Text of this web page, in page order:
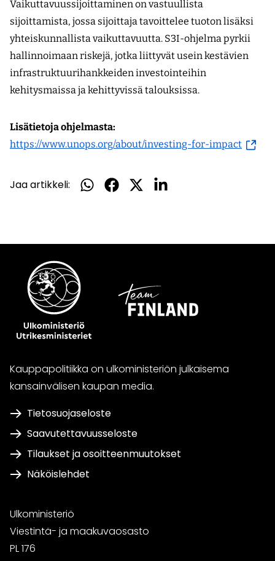
Vaikuttavuussijoittaminen on vastuullista
sijoittamista, jossa sijoittaja tavoittelee tuoton lisäksi
yhteiskunnallista vaikuttavuutta. S3I-ohjelma pyrkii
hallinnoimaan riskejä, jotka liittyvät usein kestävien
infrastruktuurihankkeiden investointeihin
kehitysmaissa ja kehittyvissä talouksissa.
Lisätietoja ohjelmasta:
https://www.unops.org/about/investing-for-impact(siirryt
Jaa artikkeli:
Jaa
Jaa
Jaa
Jaa
Kauppapolitiikka on ulkoministeriön julkaisema
kansainvälisen kaupan media.
Tietosuojaseloste
Saavutettavuusseloste
Tilaukset ja osoitteenmuutokset
Näköislehdet
Ulkoministeriö
Viestintä- ja maakuvaosasto
PL 176